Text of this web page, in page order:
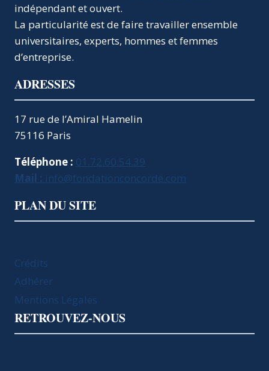
indépendant et ouvert.
La particularité est de faire travailler ensemble
universitaires, experts, hommes et femmes
d’entreprise.
ADRESSES
17 rue de l’Amiral Hamelin
75116 Paris
Téléphone : 01.72.60.54.39
Mail : info@fondationconcorde.com
PLAN DU SITE
Crédits
Adhérer
Mentions Légales
RETROUVEZ-NOUS